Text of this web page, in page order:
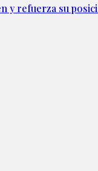
y refuerza su